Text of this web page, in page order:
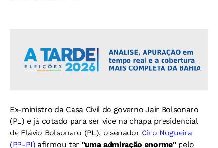
Ex-ministro da Casa Civil do governo Jair Bolsonaro
(PL) e já cotado para ser vice na chapa presidencial
de Flávio Bolsonaro (PL), o senador Ciro Nogueira
(PP-PI) afirmou ter "uma admiração enorme"pelo